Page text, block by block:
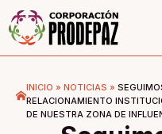
INICIO » NOTICIAS »
RELACIONAMIENTO
DE NUESTRA ZONA DE